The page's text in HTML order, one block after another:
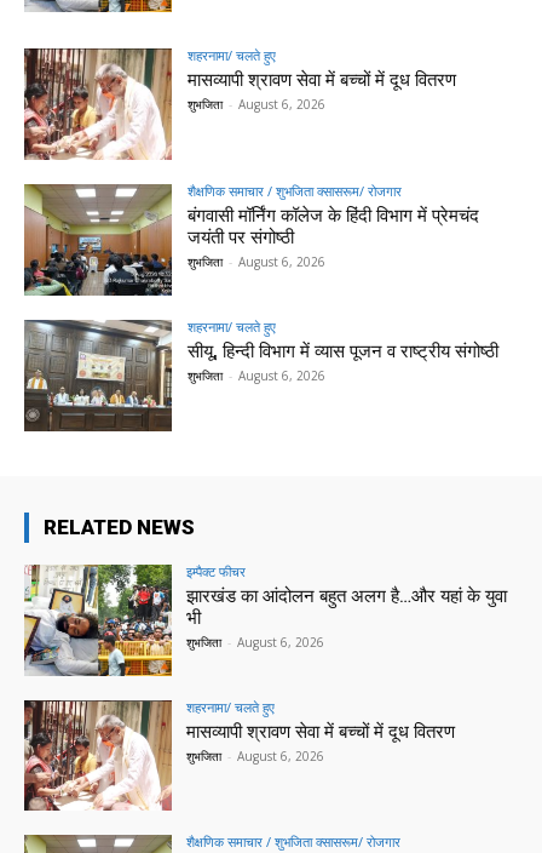
शहरनामा/ चलते हुए
मासव्यापी श्रावण सेवा में बच्चों में दूध वितरण
शुभजिता - August 6, 2026
शैक्षणिक समाचार / शुभजिता क्सासरूम/ रोजगार
बंगवासी मॉर्निंग कॉलेज के हिंदी विभाग में प्रेमचंद
जयंती पर संगोष्ठी
शुभजिता - August 6, 2026
शहरनामा/ चलते हुए
सीयू, हिन्दी विभाग में व्यास पूजन व राष्ट्रीय संगोष्ठी
शुभजिता - August 6, 2026
RELATED NEWS
इम्पैक्ट फीचर
झारखंड का आंदोलन बहुत अलग है…और यहां के युवा
भी
शुभजिता - August 6, 2026
शहरनामा/ चलते हुए
मासव्यापी श्रावण सेवा में बच्चों में दूध वितरण
शुभजिता - August 6, 2026
शैक्षणिक समाचार / शुभजिता क्सासरूम/ रोजगार